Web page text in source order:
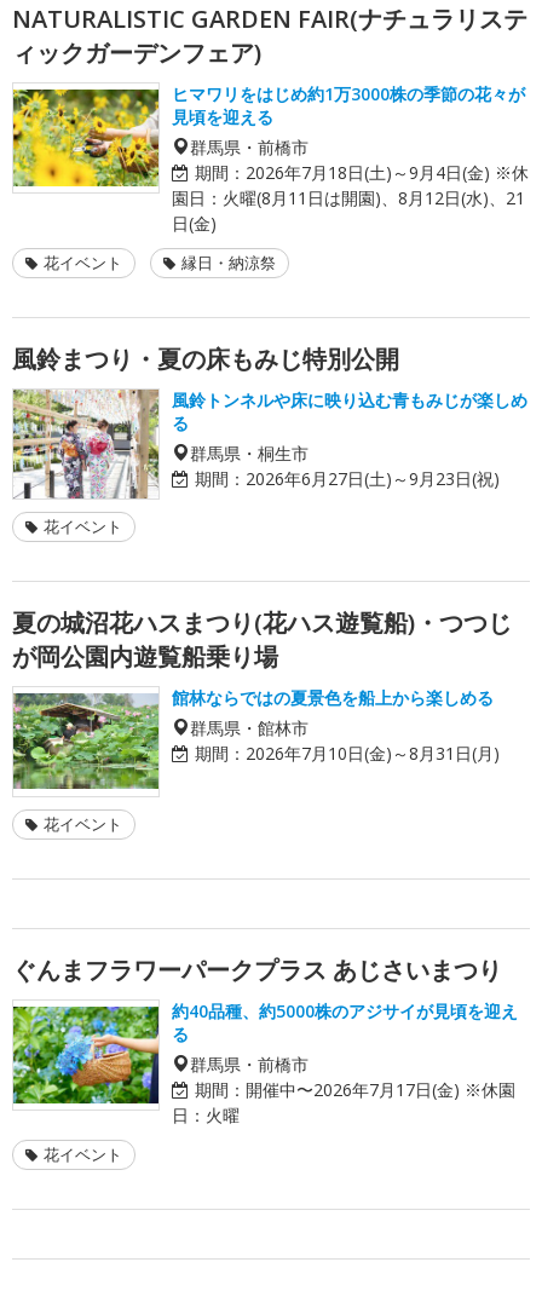
NATURALISTIC GARDEN FAIR(ナチュラリステ
ィックガーデンフェア)
ヒマワリをはじめ約1万3000株の季節の花々が
見頃を迎える
群馬県・前橋市
期間： 2026年7月18日(土)～9月4日(金) ※休
園日：火曜(8月11日は開園)、8月12日(水)、21
日(金)
花イベント 縁日・納涼祭
風鈴まつり・夏の床もみじ特別公開
風鈴トンネルや床に映り込む青もみじが楽しめ
る
群馬県・桐生市
期間： 2026年6月27日(土)～9月23日(祝)
花イベント
夏の城沼花ハスまつり(花ハス遊覧船)・つつじ
が岡公園内遊覧船乗り場
館林ならではの夏景色を船上から楽しめる
群馬県・館林市
期間： 2026年7月10日(金)～8月31日(月)
花イベント
ぐんまフラワーパークプラス あじさいまつり
約40品種、約5000株のアジサイが見頃を迎え
る
群馬県・前橋市
期間： 開催中〜2026年7月17日(金) ※休園
日：火曜
花イベント